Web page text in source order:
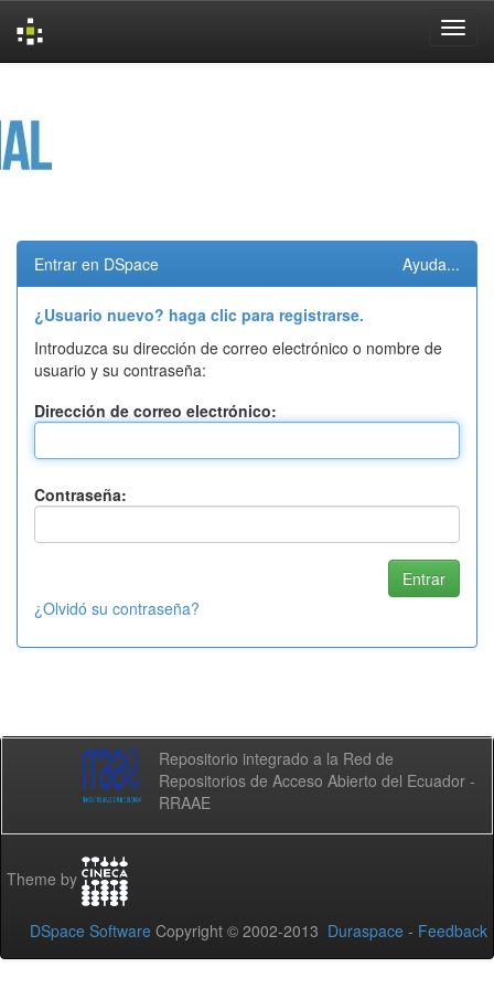
Entrar en DSpace Ayuda...
¿Usuario nuevo? haga clic para registrarse.
Introduzca su dirección de correo electrónico o nombre de
usuario y su contraseña:
Dirección de correo electrónico:
Contraseña:
¿Olvidó su contraseña?
Repositorio integrado a la Red de
Repositorios de Acceso Abierto del Ecuador -
RRAAE
Theme by
DSpace Software Copyright © 2002-2013 Duraspace - Feedback